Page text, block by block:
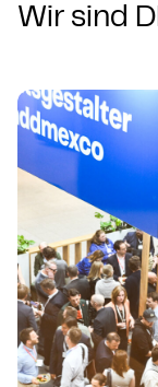
Wir sind